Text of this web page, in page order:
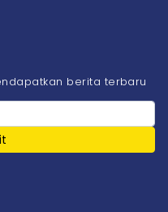
berita terbaru